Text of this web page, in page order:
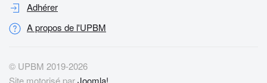
Adhérer
A propos de l'UPBM
© UPBM 2019-2026